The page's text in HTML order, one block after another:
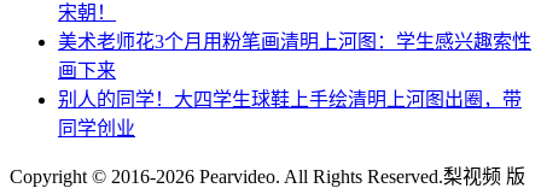
宋朝！
美术老师花3个月用粉笔画清明上河图：学生感兴趣索性
画下来
别人的同学！大四学生球鞋上手绘清明上河图出圈，带
同学创业
Copyright © 2016-2026 Pearvideo. All Rights Reserved.梨视频 版